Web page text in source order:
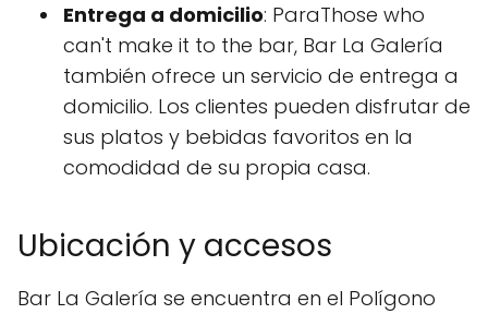
Entrega a domicilio: ParaThose who
can't make it to the bar, Bar La Galería
también ofrece un servicio de entrega a
domicilio. Los clientes pueden disfrutar de
sus platos y bebidas favoritos en la
comodidad de su propia casa.
Ubicación y accesos
Bar La Galería se encuentra en el Polígono